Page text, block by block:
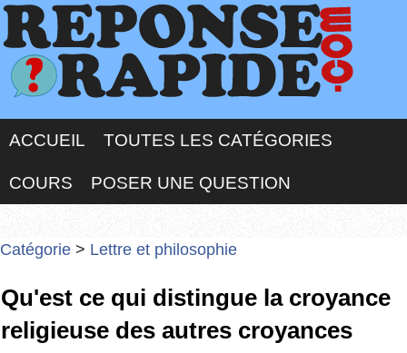
ACCUEIL TOUTES LES CATÉGORIES
COURS POSER UNE QUESTION
Catégorie > Lettre et philosophie
Qu'est ce qui distingue la croyance
religieuse des autres croyances